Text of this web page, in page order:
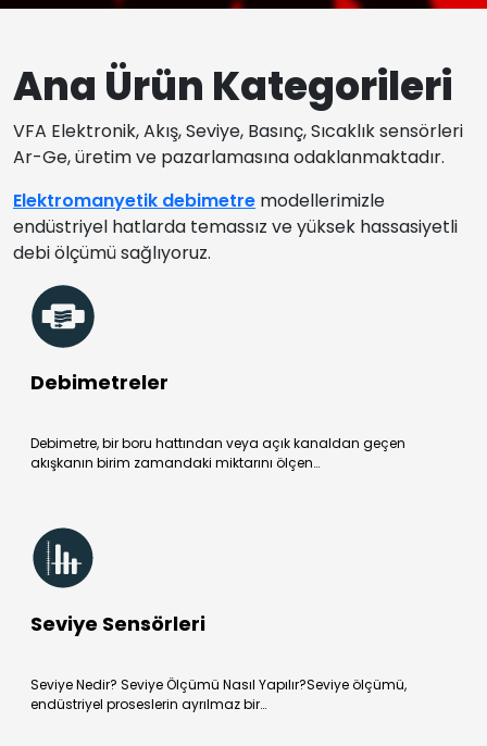
Ana Ürün Kategorileri
VFA Elektronik, Akış, Seviye, Basınç, Sıcaklık sensörleri
Ar-Ge, üretim ve pazarlamasına odaklanmaktadır.
Elektromanyetik debimetre modellerimizle
endüstriyel hatlarda temassız ve yüksek hassasiyetli
debi ölçümü sağlıyoruz.
Debimetreler
Debimetre, bir boru hattından veya açık kanaldan geçen
akışkanın birim zamandaki miktarını ölçen…
Seviye Sensörleri
Seviye Nedir? Seviye Ölçümü Nasıl Yapılır?Seviye ölçümü,
endüstriyel proseslerin ayrılmaz bir…